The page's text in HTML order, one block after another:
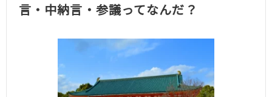
言・中納言・参議ってなんだ？